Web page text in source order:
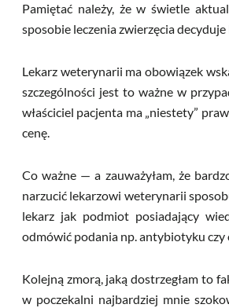
Pamiętać należy, że w świetle
sposobie leczenia zwierzęcia
Lekarz weterynarii ma obowiązek
szczególności jest to ważne w
właściciel pacjenta ma „niestety”
cenę.
Co ważne — a zauważyłam, że
narzucić lekarzowi weterynarii
lekarz jak podmiot posiadający
odmówić podania np. antybiotyku czy
Kolejną zmorą, jaką dostrzegłam to
w poczekalni najbardziej mnie